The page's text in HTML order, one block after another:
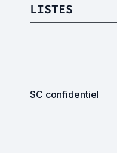
LISTES
SC confidentiel